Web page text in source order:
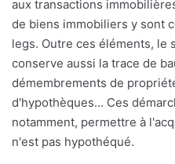
aux transactions
de biens immobiliers y sont
legs. Outre ces éléments, le
conserve aussi la trace de
démembrements de
d'hypothèques... Ces
notamment, permettre à
n'est pas hypothéqué.